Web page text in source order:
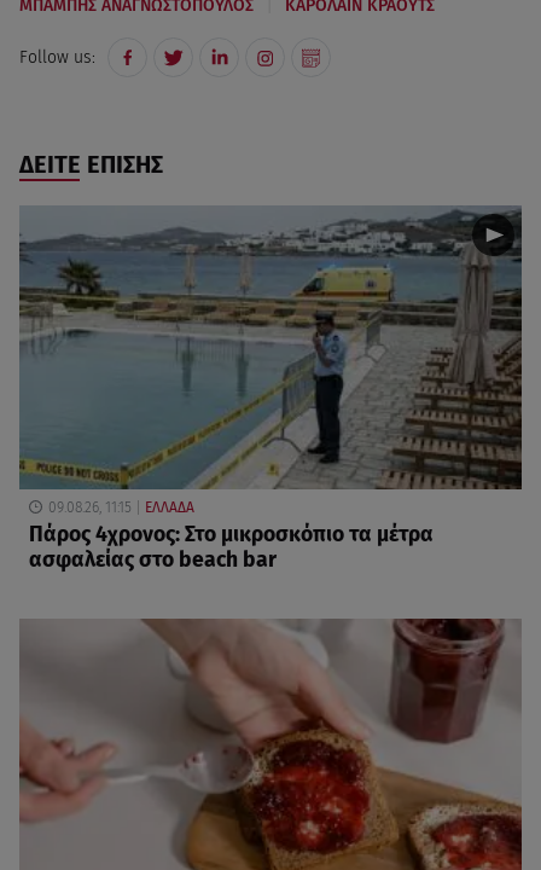
ΜΠΑΜΠΗΣ ΑΝΑΓΝΩΣΤΟΠΟΥΛΟΣ ΚΑΡΟΛΑΙΝ ΚΡΑΟΥΤΣ
Follow us:
ΔΕΙΤΕ ΕΠΙΣΗΣ
09.08.26, 11:15 ΕΛΛΑΔΑ
Πάρος 4χρονος: Στο μικροσκόπιο τα μέτρα
ασφαλείας στο beach bar